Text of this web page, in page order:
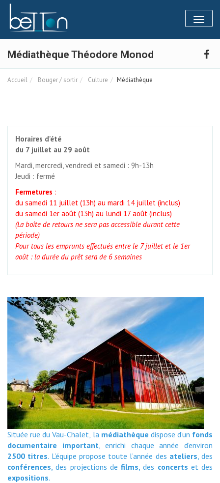
Toggle
Médiathèque Théodore Monod
Accueil Bouger / sortir Culture Médiathèque
Horaires d'été
du 7 juillet au 29 août
Mardi, mercredi, vendredi et samedi : 9h-13h
Jeudi : fermé
Fermetures :
du samedi 11 juillet (13h) au mardi 14 juillet (inclus)
du samedi 1er août (13h) au lundi 17 août (inclus)
(La boîte de retours ne sera pas accessible durant cette
période)
Pour tous les emprunts effectués entre le 7 juillet et le 1er
août : la durée du prêt sera de 6 semaines
Située rue du Vau-Chalet, la médiathèque dispose d’un fonds
documentaire important , enrichi chaque année d’environ
2500 titres. L’équipe propose toute l’année des ateliers , des
conférences , des projections de films , des concerts et des
expositions.
Panneau de gestion des cookies